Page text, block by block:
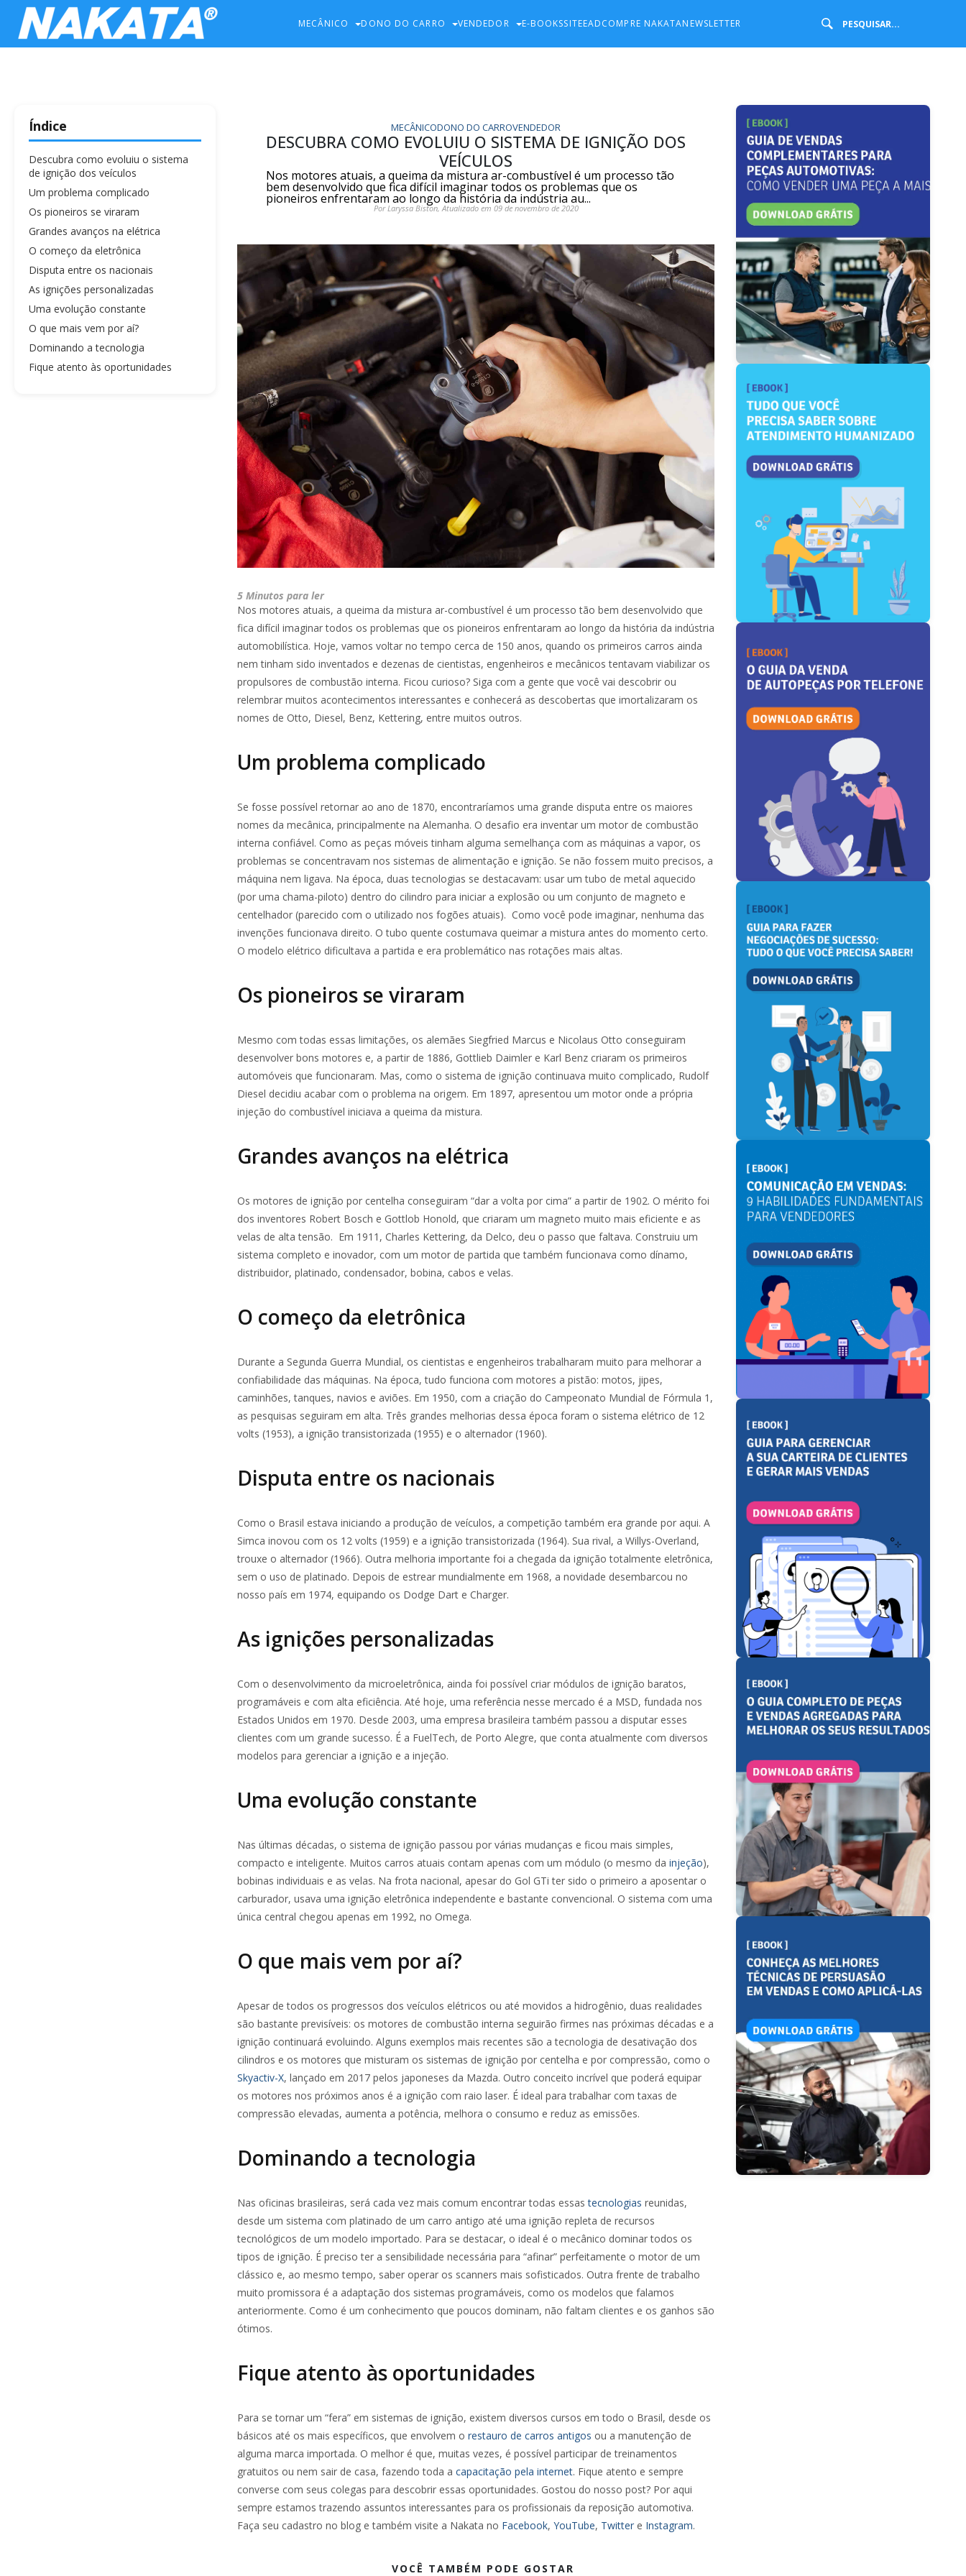
MECÂNICO DONO DO CARRO VENDEDOR E-BOOKSSITEEADCOMPRE NAKATANEWSLETTER
Índice
Descubra como evoluiu o sistema
de ignição dos veículos
Um problema complicado
Os pioneiros se viraram
Grandes avanços na elétrica
O começo da eletrônica
Disputa entre os nacionais
As ignições personalizadas
Uma evolução constante
O que mais vem por aí?
Dominando a tecnologia
Fique atento às oportunidades
MECÂNICODONO DO CARROVENDEDOR
DESCUBRA COMO EVOLUIU O SISTEMA DE IGNIÇÃO DOS
VEÍCULOS
Nos motores atuais, a queima da mistura ar-combustível é um processo tão
bem desenvolvido que fica difícil imaginar todos os problemas que os
pioneiros enfrentaram ao longo da história da indústria au...
Por Laryssa Biston, Atualizado em 09 de novembro de 2020
5 Minutos para ler
Nos motores atuais, a queima da mistura ar-combustível é um processo tão bem desenvolvido que
fica difícil imaginar todos os problemas que os pioneiros enfrentaram ao longo da história da indústria
automobilística. Hoje, vamos voltar no tempo cerca de 150 anos, quando os primeiros carros ainda
nem tinham sido inventados e dezenas de cientistas, engenheiros e mecânicos tentavam viabilizar os
propulsores de combustão interna. Ficou curioso? Siga com a gente que você vai descobrir ou
relembrar muitos acontecimentos interessantes e conhecerá as descobertas que imortalizaram os
nomes de Otto, Diesel, Benz, Kettering, entre muitos outros.
Um problema complicado
Se fosse possível retornar ao ano de 1870, encontraríamos uma grande disputa entre os maiores
nomes da mecânica, principalmente na Alemanha. O desafio era inventar um motor de combustão
interna confiável. Como as peças móveis tinham alguma semelhança com as máquinas a vapor, os
problemas se concentravam nos sistemas de alimentação e ignição. Se não fossem muito precisos, a
máquina nem ligava. Na época, duas tecnologias se destacavam: usar um tubo de metal aquecido
(por uma chama-piloto) dentro do cilindro para iniciar a explosão ou um conjunto de magneto e
centelhador (parecido com o utilizado nos fogões atuais). Como você pode imaginar, nenhuma das
invenções funcionava direito. O tubo quente costumava queimar a mistura antes do momento certo.
O modelo elétrico dificultava a partida e era problemático nas rotações mais altas.
Os pioneiros se viraram
Mesmo com todas essas limitações, os alemães Siegfried Marcus e Nicolaus Otto conseguiram
desenvolver bons motores e, a partir de 1886, Gottlieb Daimler e Karl Benz criaram os primeiros
automóveis que funcionaram. Mas, como o sistema de ignição continuava muito complicado, Rudolf
Diesel decidiu acabar com o problema na origem. Em 1897, apresentou um motor onde a própria
injeção do combustível iniciava a queima da mistura.
Grandes avanços na elétrica
Os motores de ignição por centelha conseguiram “dar a volta por cima” a partir de 1902. O mérito foi
dos inventores Robert Bosch e Gottlob Honold, que criaram um magneto muito mais eficiente e as
velas de alta tensão. Em 1911, Charles Kettering, da Delco, deu o passo que faltava. Construiu um
sistema completo e inovador, com um motor de partida que também funcionava como dínamo,
distribuidor, platinado, condensador, bobina, cabos e velas.
O começo da eletrônica
Durante a Segunda Guerra Mundial, os cientistas e engenheiros trabalharam muito para melhorar a
confiabilidade das máquinas. Na época, tudo funciona com motores a pistão: motos, jipes,
caminhões, tanques, navios e aviões. Em 1950, com a criação do Campeonato Mundial de Fórmula 1,
as pesquisas seguiram em alta. Três grandes melhorias dessa época foram o sistema elétrico de 12
volts (1953), a ignição transistorizada (1955) e o alternador (1960).
Disputa entre os nacionais
Como o Brasil estava iniciando a produção de veículos, a competição também era grande por aqui. A
Simca inovou com os 12 volts (1959) e a ignição transistorizada (1964). Sua rival, a Willys-Overland,
trouxe o alternador (1966). Outra melhoria importante foi a chegada da ignição totalmente eletrônica,
sem o uso de platinado. Depois de estrear mundialmente em 1968, a novidade desembarcou no
nosso país em 1974, equipando os Dodge Dart e Charger.
As ignições personalizadas
Com o desenvolvimento da microeletrônica, ainda foi possível criar módulos de ignição baratos,
programáveis e com alta eficiência. Até hoje, uma referência nesse mercado é a MSD, fundada nos
Estados Unidos em 1970. Desde 2003, uma empresa brasileira também passou a disputar esses
clientes com um grande sucesso. É a FuelTech, de Porto Alegre, que conta atualmente com diversos
modelos para gerenciar a ignição e a injeção.
Uma evolução constante
Nas últimas décadas, o sistema de ignição passou por várias mudanças e ficou mais simples,
compacto e inteligente. Muitos carros atuais contam apenas com um módulo (o mesmo da injeção),
bobinas individuais e as velas. Na frota nacional, apesar do Gol GTi ter sido o primeiro a aposentar o
carburador, usava uma ignição eletrônica independente e bastante convencional. O sistema com uma
única central chegou apenas em 1992, no Omega.
O que mais vem por aí?
Apesar de todos os progressos dos veículos elétricos ou até movidos a hidrogênio, duas realidades
são bastante previsíveis: os motores de combustão interna seguirão firmes nas próximas décadas e a
ignição continuará evoluindo. Alguns exemplos mais recentes são a tecnologia de desativação dos
cilindros e os motores que misturam os sistemas de ignição por centelha e por compressão, como o
Skyactiv-X, lançado em 2017 pelos japoneses da Mazda. Outro conceito incrível que poderá equipar
os motores nos próximos anos é a ignição com raio laser. É ideal para trabalhar com taxas de
compressão elevadas, aumenta a potência, melhora o consumo e reduz as emissões.
Dominando a tecnologia
Nas oficinas brasileiras, será cada vez mais comum encontrar todas essastecnologias reunidas,
desde um sistema com platinado de um carro antigo até uma ignição repleta de recursos
tecnológicos de um modelo importado. Para se destacar, o ideal é o mecânico dominar todos os
tipos de ignição. É preciso ter a sensibilidade necessária para “afinar” perfeitamente o motor de um
clássico e, ao mesmo tempo, saber operar os scanners mais sofisticados. Outra frente de trabalho
muito promissora é a adaptação dos sistemas programáveis, como os modelos que falamos
anteriormente. Como é um conhecimento que poucos dominam, não faltam clientes e os ganhos são
ótimos.
Fique atento às oportunidades
Para se tornar um “fera” em sistemas de ignição, existem diversos cursos em todo o Brasil, desde os
básicos até os mais específicos, que envolvem o restauro de carros antigos ou a manutenção de
alguma marca importada. O melhor é que, muitas vezes, é possível participar de treinamentos
gratuitos ou nem sair de casa, fazendo toda a capacitação pela internet. Fique atento e sempre
converse com seus colegas para descobrir essas oportunidades. Gostou do nosso post? Por aqui
sempre estamos trazendo assuntos interessantes para os profissionais da reposição automotiva.
Faça seu cadastro no blog e também visite a Nakata no Facebook, YouTube, Twitter e Instagram.
VOCÊ TAMBÉM PODE GOSTAR